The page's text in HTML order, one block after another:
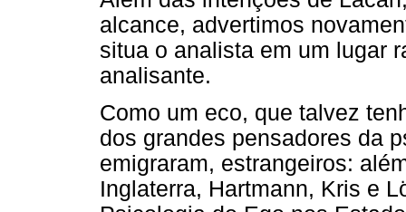
alcance, advertimos
situa o analista em um lugar
analisante.
Como um eco, que talvez
dos grandes pensadores da
emigraram, estrangeiros:
Inglaterra, Hartmann, Kris e